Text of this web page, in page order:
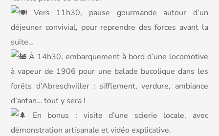
Vers 11h30, pause gourmande autour d’un
déjeuner convivial, pour reprendre des forces avant la
suite…
À 14h30, embarquement à bord d’une locomotive
à vapeur de 1906 pour une balade bucolique dans les
forêts d’Abreschviller : sifflement, verdure, ambiance
d’antan… tout y sera !
En bonus : visite d’une scierie locale, avec
démonstration artisanale et vidéo explicative.